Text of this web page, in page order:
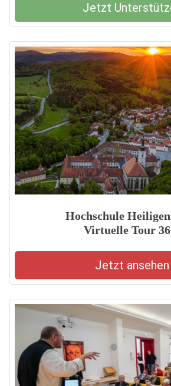
Jetzt
Hochschule
Virtuelle Tour
Jetzt ansehen